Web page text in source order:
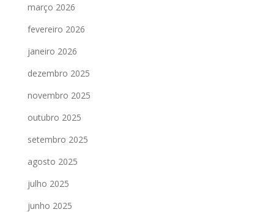
março 2026
fevereiro 2026
janeiro 2026
dezembro 2025
novembro 2025
outubro 2025
setembro 2025
agosto 2025
julho 2025
junho 2025